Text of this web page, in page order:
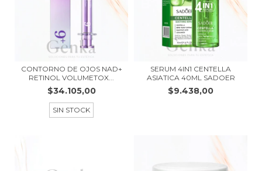
CONTORNO DE OJOS NAD+
RETINOL VOLUMETOX...
$34.105,00
SIN STOCK
SERUM 4IN1 CENTELLA
ASIATICA 40ML SADOER
$9.438,00